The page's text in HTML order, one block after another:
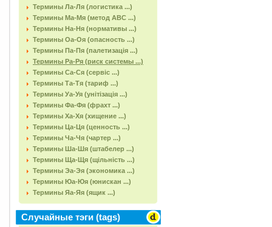
Термины Ла-Ля (логистика ...)
Термины Ма-Мя (метод АВС ...)
Термины На-Ня (нормативы ...)
Термины Оа-Оя (опасность ...)
Термины Па-Пя (палетизація ...)
Термины Ра-Ря (риск системы ...)
Термины Са-Ся (сервіс ...)
Термины Та-Тя (тариф ...)
Термины Уа-Уя (унітізація ...)
Термины Фа-Фя (фрахт ...)
Термины Ха-Хя (хищение ...)
Термины Ца-Ця (ценность ...)
Термины Ча-Чя (чартер ...)
Термины Ша-Шя (штабелер ...)
Термины Ща-Щя (щільність ...)
Термины Эа-Эя (экономика ...)
Термины Юа-Юя (юнискан ...)
Термины Яа-Яя (ящик ...)
Случайные тэги (tags)